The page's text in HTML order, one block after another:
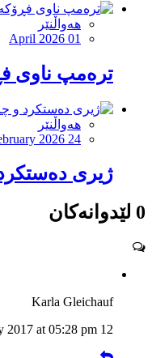
هەواڵنێر
April 2026 01
ترەمپ ناوی
هەواڵنێر
2026 24
ژیری
0 لێدوانەکان
Karla Gleichauf
12 May 2017 at 05:28 pm